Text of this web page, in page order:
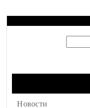
Новости